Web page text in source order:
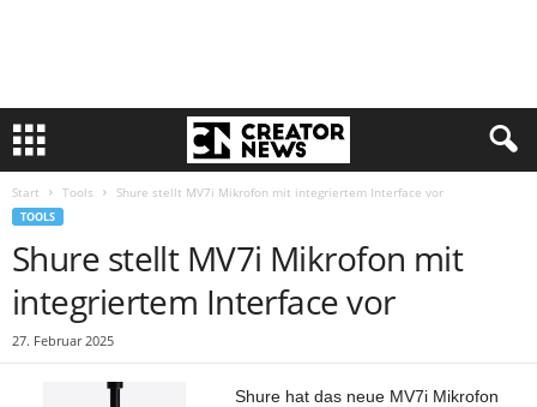
Start Tools Shure stellt MV7i Mikrofon mit integriertem Interface vor
TOOLS
Shure stellt MV7i Mikrofon mit
integriertem Interface vor
27. Februar 2025
Shure hat das neue MV7i Mikrofon